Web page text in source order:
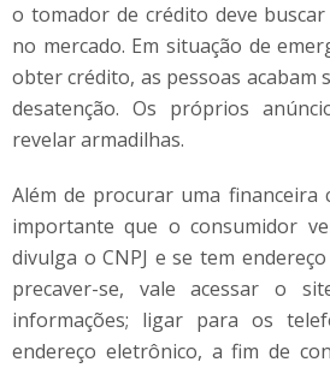
o tomador de crédito deve
no mercado. Em situação de
obter crédito, as pessoas acabam
desatenção. Os próprios
revelar armadilhas.
Além de procurar uma financeira
importante que o consumidor
divulga o CNPJ e se tem
precaver-se, vale acessar o
informações; ligar para os
endereço eletrônico, a fim de